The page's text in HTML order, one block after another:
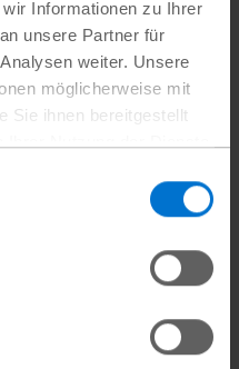
Informationen zu Ihrer
unsere Partner für
weiter. Unsere
möglicherweise mit
Sie ihnen bereitgestellt
der
wie das
Gemeinsam